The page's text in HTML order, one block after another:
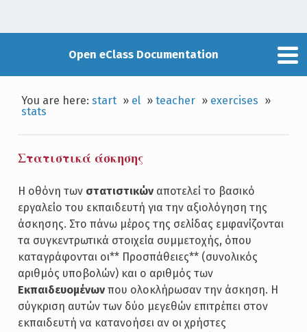
Open eClass Documentation
You are here:start » el »teacher » exercises »
stats
Στατιστικά άσκησης
Η οθόνη των στατιστικώναποτελεί το βασικό
εργαλείο του εκπαιδευτή για την αξιολόγηση της
άσκησης. Στο πάνω μέρος της σελίδας εμφανίζονται
τα συγκεντρωτικά στοιχεία συμμετοχής, όπου
καταγράφονται οι** Προσπάθειες** (συνολικός
αριθμός υποβολών) και ο αριθμός των
Εκπαιδευομένωνπου ολοκλήρωσαν την άσκηση. Η
σύγκριση αυτών των δύο μεγεθών επιτρέπει στον
εκπαιδευτή να κατανοήσει αν οι χρήστες